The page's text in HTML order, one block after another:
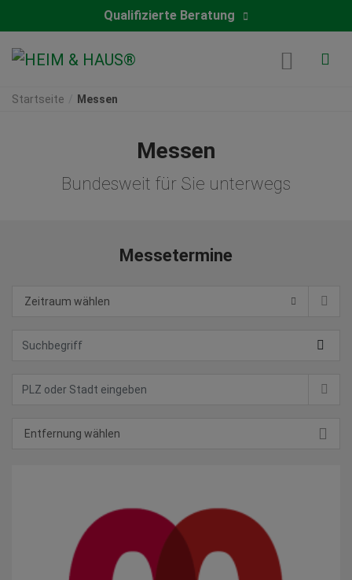
Qualifizierte Beratung
Startseite Messen
Messen
Bundesweit für Sie unterwegs
Messetermine
Zeitraum wählen
Entfernung wählen